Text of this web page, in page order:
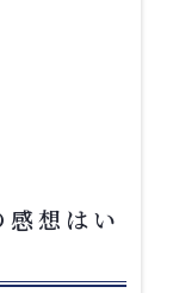
想はい